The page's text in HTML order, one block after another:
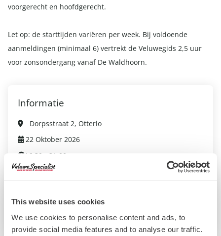
This website uses cookies
We use cookies to personalise content and ads, to
provide social media features and to analyse our traffic.
voorgerecht en hoofdgerecht.
Let op: de starttijden variëren per week. Bij voldoende
aanmeldingen (minimaal 6) vertrekt de Veluwegids 2,5 uur
voor zonsondergang vanaf De Waldhoorn.
Informatie
Dorpsstraat 2, Otterlo
22 Oktober 2026
16:30 - 21:00
Volwassene: €17,50